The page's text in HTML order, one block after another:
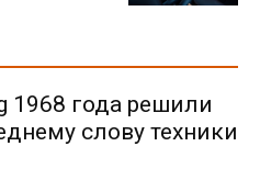
1968 года решили
слову техники